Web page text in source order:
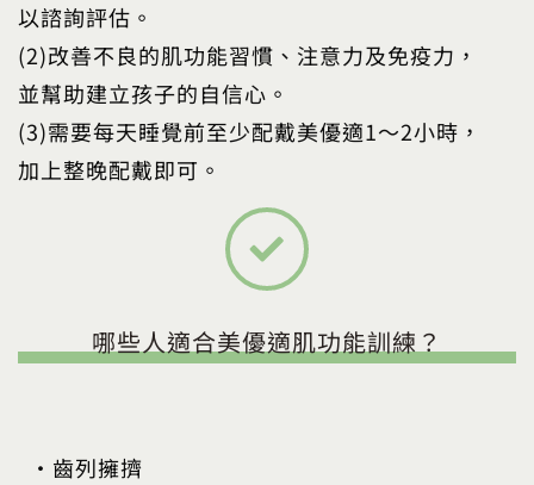
以諮詢評估。
(2)改善不良的肌功能習慣、注意力及免疫力，
並幫助建立孩子的自信心。
(3)需要每天睡覺前至少配戴美優適1～2小時，
加上整晚配戴即可。
哪些人適合美優適肌功能訓練？
•齒列擁擠